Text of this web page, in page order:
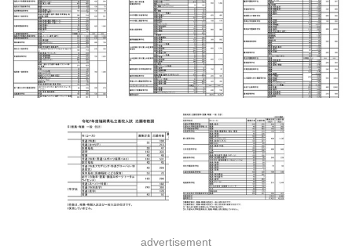
advertisement